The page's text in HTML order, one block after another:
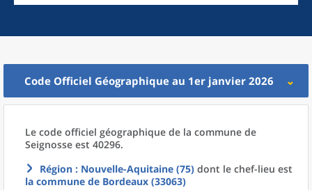
Code Officiel Géographique au 1er janvier 2026
Le code officiel géographique de la commune de
Seignosse est 40296.
Région : Nouvelle-Aquitaine (75) dont le chef-lieu est
la commune de Bordeaux (33063)